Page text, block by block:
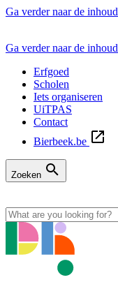
Ga verder naar de inhoud
Ga verder naar de inhoud
Erfgoed
Scholen
Iets organiseren
UiTPAS
Contact
Bierbeek.be
Zoeken